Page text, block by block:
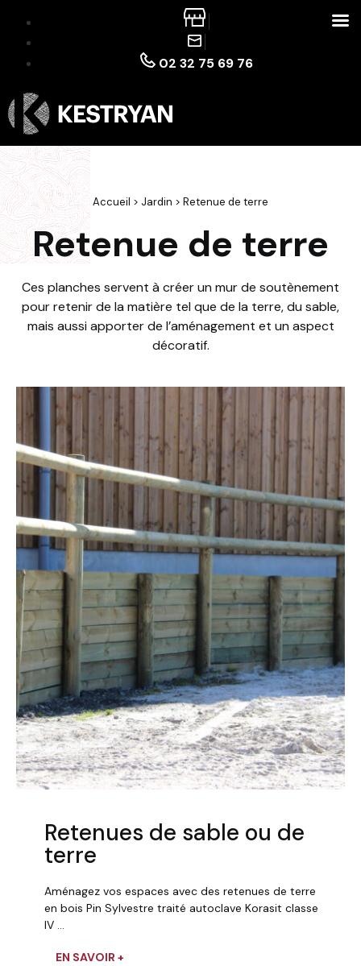
02 32 75 69 76
Accueil > Jardin > Retenue de terre
Retenue de terre
Ces planches servent à créer un mur de soutènement
pour retenir de la matière tel que de la terre, du sable,
mais aussi apporter de l’aménagement et un aspect
décoratif.
Retenues de sable ou de
terre
Aménagez vos espaces avec des retenues de terre
en bois Pin Sylvestre traité autoclave Korasit classe
IV …
EN SAVOIR +